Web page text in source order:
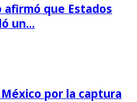
afirmó que Estados
un…
por la captura